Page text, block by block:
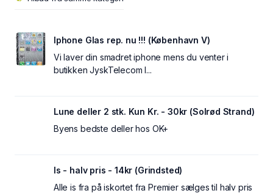
Iphone Glas rep. nu !!! (København V)
Vi laver din smadret iphone mens du venter i
butikken JyskTelecom I...
Lune deller 2 stk. Kun Kr. - 30kr (Solrød Strand)
Byens bedste deller hos OK+
Is - halv pris - 14kr (Grindsted)
Alle is fra på iskortet fra Premier sælges til halv pris